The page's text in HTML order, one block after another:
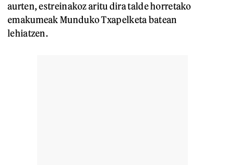
aurten, estreinakoz aritu dira talde horretako
emakumeak Munduko Txapelketa batean
lehiatzen.